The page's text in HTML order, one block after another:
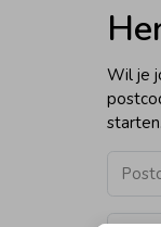
Wil je
starten.